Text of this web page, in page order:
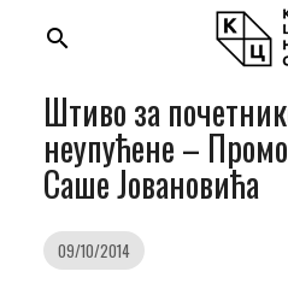
search
Штиво за
неупућене –
Саше Јовановића
09/10/2014